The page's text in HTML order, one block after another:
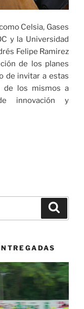
Celsia, Gases
y la Universidad
Felipe Ramirez
de los planes
de invitar a estas
de los mismos a
innovación y